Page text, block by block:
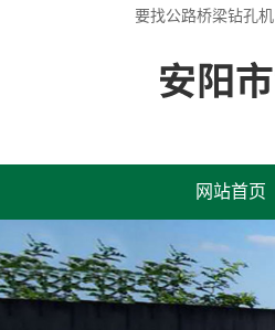
要找公路桥梁钻孔机
网站首页
联系我们